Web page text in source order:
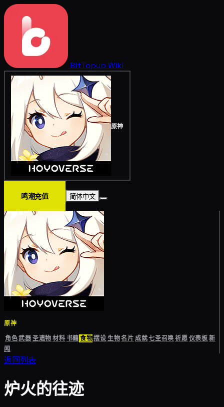
BitTopup Wiki
原神
鸣潮充值 简体中文
原神
角色武器圣遗物材料书籍食物摆设生物名片成就七圣召唤祈愿仪表板新
闻
返回列表
炉火的往迹